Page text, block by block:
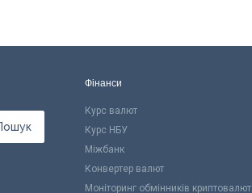
Фінанси
Курс валют
Курс НБУ
Міжбанк
Конвертер валют
Моніторинг обмінників криптовалют